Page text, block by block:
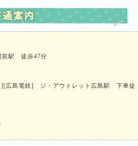
前駅 徒歩47分
][広島電鉄] ジ・アウトレット広島駅 下車徒